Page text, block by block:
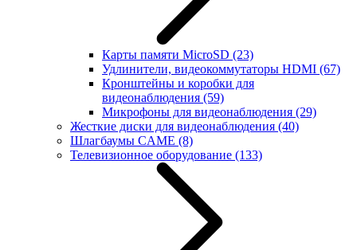
Карты памяти MicroSD (23)
Удлинители, видеокоммутаторы HDMI (67)
Кронштейны и коробки для
видеонаблюдения (59)
Микрофоны для видеонаблюдения (29)
Жесткие диски для видеонаблюдения (40)
Шлагбаумы CAME (8)
Телевизионное оборудование (133)